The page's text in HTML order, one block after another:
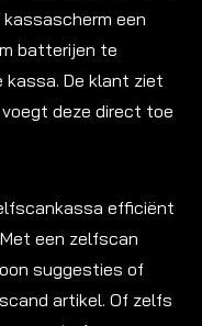
een
batterijen te
kassa. De klant ziet
deze direct toe
efficiënt
een zelfscan
suggesties of
artikel. Of zelfs